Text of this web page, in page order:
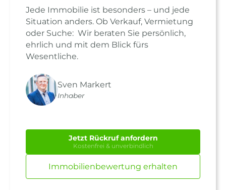
Jede Immobilie ist besonders – und jede
Situation anders. Ob Verkauf, Vermietung
oder Suche: Wir beraten Sie persönlich,
ehrlich und mit dem Blick fürs
Wesentliche.
Sven Markert
Inhaber
Jetzt Rückruf anfordern
Kostenfrei & unverbindlich
Immobilienbewertung erhalten